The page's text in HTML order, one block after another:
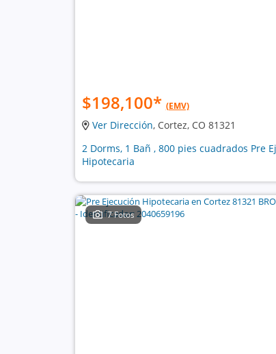
$198,100* (EMV)
Ver Dirección, Cortez, CO 81321
2 Dorms, 1 Bañ , 800 pies cuadrados Pre
Hipotecaria
7 Fotos